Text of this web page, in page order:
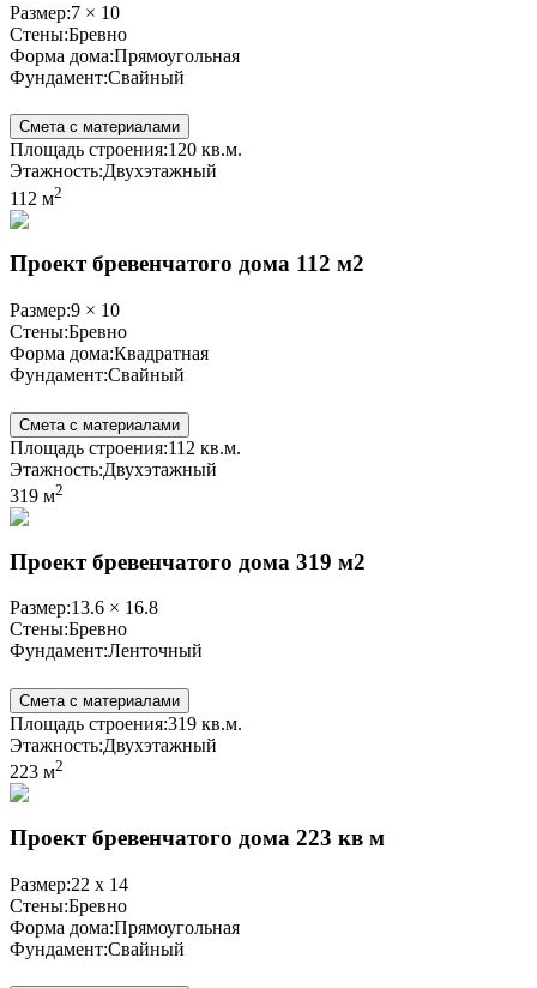
Размер:7 × 10
Стены:Бревно
Форма дома:Прямоугольная
Фундамент:Свайный
Смета с материалами
Площадь строения:120 кв.м.
Этажность:Двухэтажный
112 м2
Проект бревенчатого дома 112 м2
Размер:9 × 10
Стены:Бревно
Форма дома:Квадратная
Фундамент:Свайный
Смета с материалами
Площадь строения:112 кв.м.
Этажность:Двухэтажный
319 м2
Проект бревенчатого дома 319 м2
Размер:13.6 × 16.8
Стены:Бревно
Фундамент:Ленточный
Смета с материалами
Площадь строения:319 кв.м.
Этажность:Двухэтажный
223 м2
Проект бревенчатого дома 223 кв м
Размер:22 x 14
Стены:Бревно
Форма дома:Прямоугольная
Фундамент:Свайный